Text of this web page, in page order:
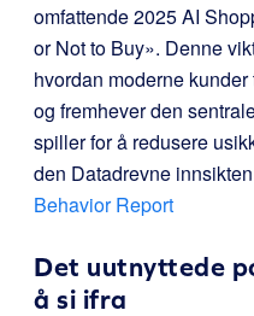
omfattende 2025 AI
or Not to Buy». Denne
hvordan moderne
og fremhever den
spiller for å redusere
den Datadrevne
Behavior Report
Det uutnyttede
å si ifra